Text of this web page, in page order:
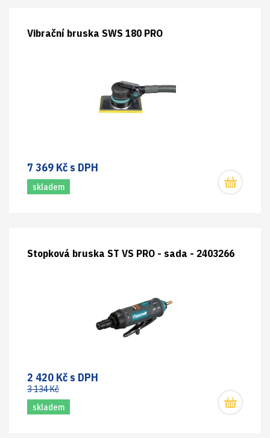
Vibrační bruska SWS 180 PRO
7 369 Kč s DPH
skladem
Stopková bruska ST VS PRO - sada - 2403266
2 420 Kč s DPH
3 134 Kč
skladem